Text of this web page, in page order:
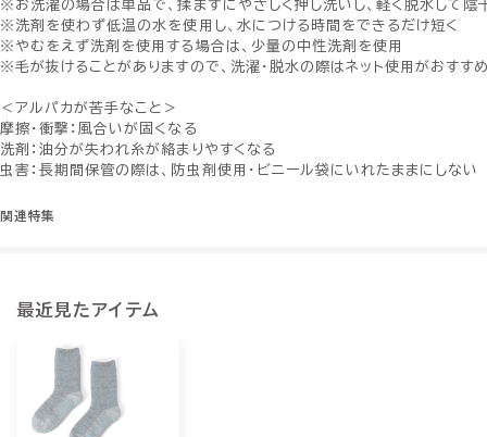
※お洗濯の場合は単品で、揉まずにやさしく押し洗いし、軽く脱水して陰
※洗剤を使わず低温の水を使用し、水につける時間をできるだけ短く
※やむをえず洗剤を使用する場合は、少量の中性洗剤を使用
※毛が抜けることがありますので、洗濯・脱水の際はネット使用がおすす
＜アルパカが苦手なこと＞
摩擦・衝撃：風合いが固くなる
洗剤：油分が失われ糸が絡まりやすくなる
虫害：長期間保管の際は、防虫剤使用・ビニール袋にいれたままにしない
関連特集
最近見たアイテム